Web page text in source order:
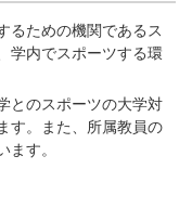
るための機関であるス
学内でスポーツする環
とのスポーツの大学対
す。また、所属教員の
ます。